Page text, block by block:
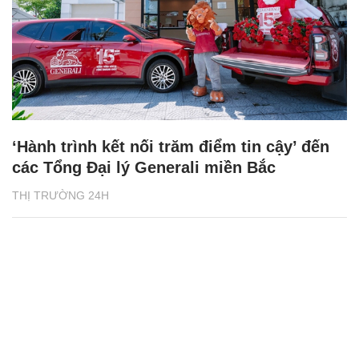
THỊ TRƯỜNG 24H
‘Hành trình kết nối trăm điểm tin cậy’ đến
các Tổng Đại lý Generali miền Bắc